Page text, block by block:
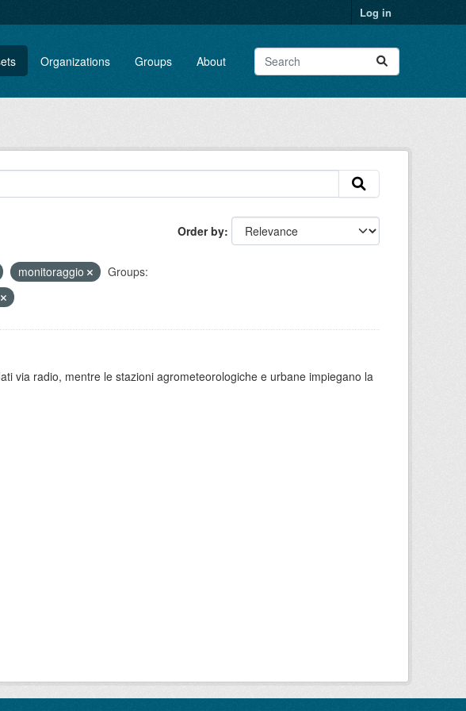
Log in
Organizations Groups About
Order by
monitoraggio
Groups:
via radio, mentre le stazioni agrometeorologiche e urbane impiegano la